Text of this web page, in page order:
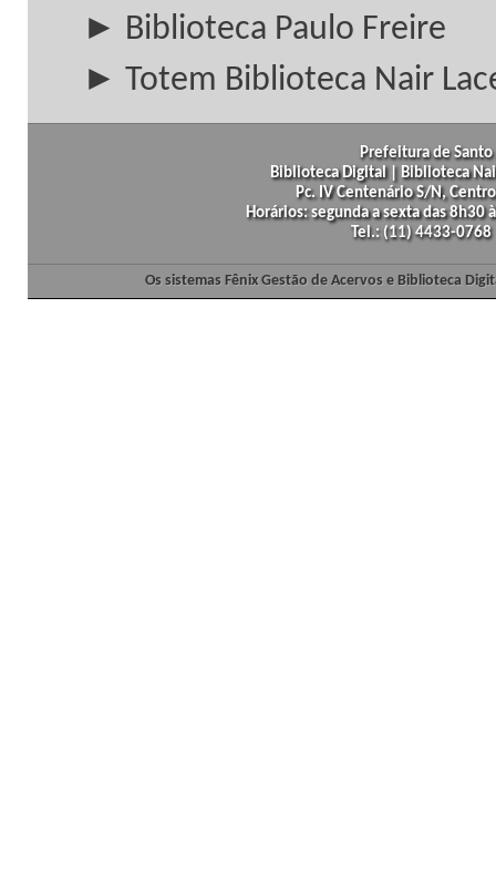
► Biblioteca Paulo Freire
► Totem Biblioteca Nair
Prefeitura de
Biblioteca Digital | Biblioteca
Pc. IV Centenário S/N,
Horários: segunda a sexta das
Tel.: (11) 4433-
Os sistemas Fênix Gestão de Acervos e Biblioteca